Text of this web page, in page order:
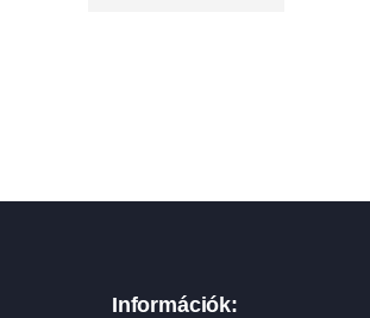
Információk: